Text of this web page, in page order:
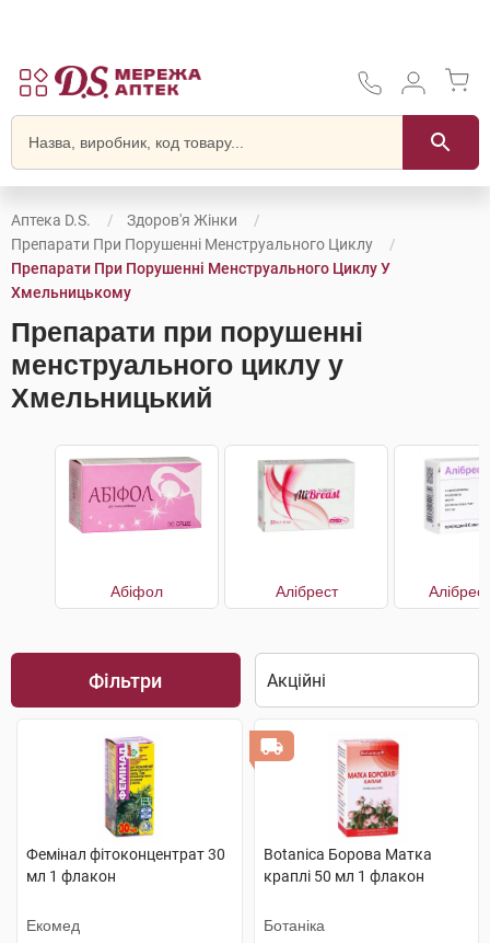
Аптека D.S.
Здоров'я Жінки
Препарати При Порушенні Менструального Циклу
Препарати При Порушенні Менструального Циклу У
Хмельницькому
Препарати при порушенні
менструального циклу у
Хмельницький
Абіфол Алібрест
Фільтри
Фемінал фітоконцентрат 30
мл 1 флакон
Екомед
Botanica Борова Матка
краплі 50 мл 1 флакон
Ботаніка